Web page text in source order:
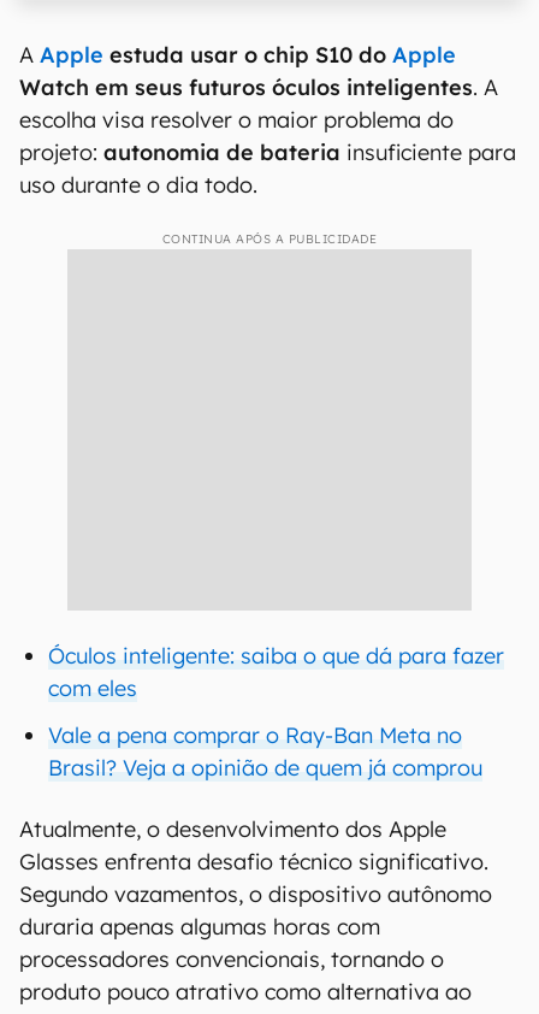
A Apple estuda usar o chip S10 do Apple
Watch em seus futuros óculos inteligentes. A
escolha visa resolver o maior problema do
projeto: autonomia de bateria insuficiente para
uso durante o dia todo.
CONTINUA APÓS A PUBLICIDADE
Óculos inteligente: saiba o que dá para fazer
com eles
Vale a pena comprar o Ray-Ban Meta no
Brasil? Veja a opinião de quem já comprou
Atualmente, o desenvolvimento dos Apple
Glasses enfrenta desafio técnico significativo.
Segundo vazamentos, o dispositivo autônomo
duraria apenas algumas horas com
processadores convencionais, tornando o
produto pouco atrativo como alternativa ao